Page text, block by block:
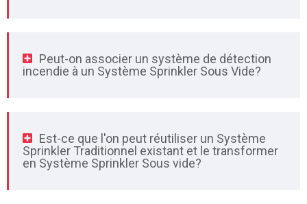
Peut-on associer un système de détection
incendie à un Système Sprinkler Sous Vide?
Est-ce que l'on peut réutiliser un Système
Sprinkler Traditionnel existant et le transformer
en Système Sprinkler Sous vide?